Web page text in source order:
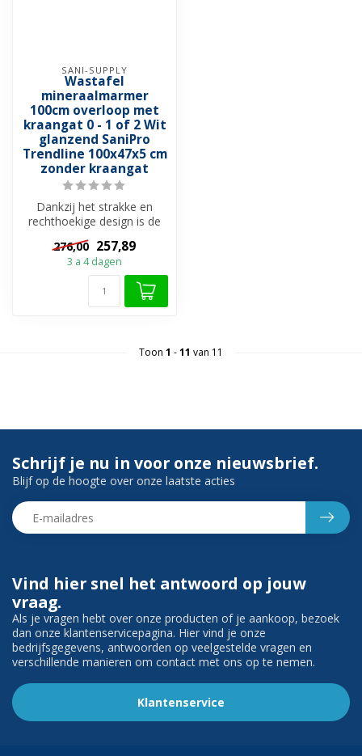
SANI-SUPPLY
Wastafel
mineraalmarmer
100cm overloop met
kraangat 0 - 1 of 2 Wit
glanzend SaniPro
Trendline 100x47x5 cm
zonder kraangat
Dankzij het strakke en
rechthoekige design is de
SaniPro Trendline wastafel
Mine...
276,00 257,89
3 a 4 dagen
Toon 1 -11 van 11
Vind hier snel het antwoord op jouw
vraag.
Als je vragen hebt over onze producten of je aankoop, bezoek
dan onze klantenservicepagina. Hier vind je onze
bedrijfsgegevens, antwoorden op veelgestelde vragen en
verschillende manieren om contact met ons op te nemen.
Klantenservice
Schrijf je nu in voor onze nieuwsbrief.
Blijf op de hoogte over onze laatste acties